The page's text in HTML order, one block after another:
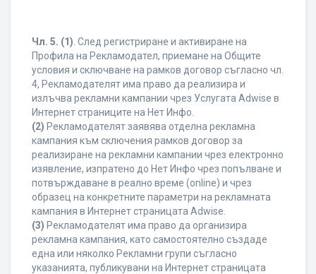
Чл. 5. (1) . След регистриране и активиране на
Профила на Рекламодател, приемане на Общите
условия и сключване на рамков договор съгласно чл.
4, Рекламодателят има право да реализира и
излъчва рекламни кампании чрез Услугата Adwise в
Интернет страниците на Нет Инфо.
(2) Рекламодателят заявява отделна рекламна
кампания към сключения рамков договор за
реализиране на рекламни кампании чрез електронно
изявление, изпратено до Нет Инфо чрез попълване и
потвърждаване в реално време (online) и чрез
образец на конкретните параметри на рекламната
кампания в Интернет страницата Adwise.
(3) Рекламодателят има право да организира
рекламна кампания, като самостоятелно създаде
една или няколко Рекламни групи съгласно
указанията, публикувани на Интернет страницата